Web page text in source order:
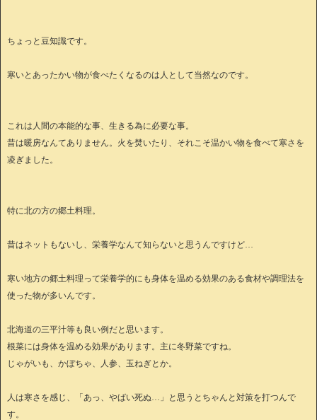
ちょっと豆知識です。
寒いとあったかい物が食べたくなるのは人として当然なのです。
これは人間の本能的な事、生きる為に必要な事。
昔は暖房なんてありません。火を焚いたり、それこそ温かい物を食べて寒さを
凌ぎました。
特に北の方の郷土料理。
昔はネットもないし、栄養学なんて知らないと思うんですけど…
寒い地方の郷土料理って栄養学的にも身体を温める効果のある食材や調理法を
使った物が多いんです。
北海道の三平汁等も良い例だと思います。
根菜には身体を温める効果があります。主に冬野菜ですね。
じゃがいも、かぼちゃ、人参、玉ねぎとか。
人は寒さを感じ、「あっ、やばい死ぬ…」と思うとちゃんと対策を打つんで
す。